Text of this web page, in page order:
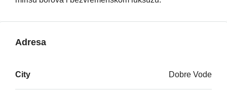
Adresa
City Dobre Vode